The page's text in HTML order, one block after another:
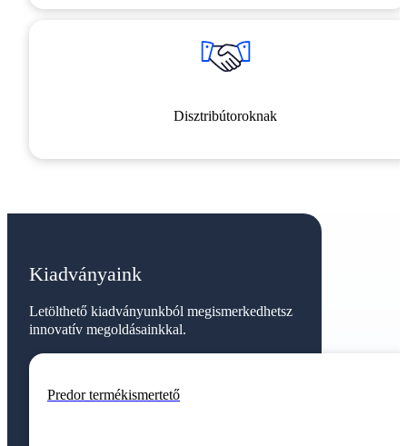
Disztribútoroknak
Kiadványaink
Letölthető kiadványunkból megismerkedhetsz
innovatív megoldásainkkal.
Predor termékismertető